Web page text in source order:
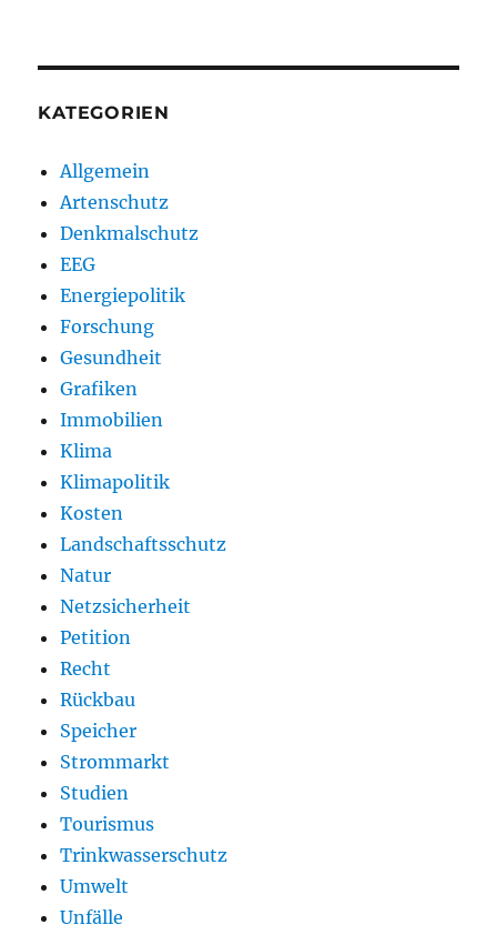
KATEGORIEN
Allgemein
Artenschutz
Denkmalschutz
EEG
Energiepolitik
Forschung
Gesundheit
Grafiken
Immobilien
Klima
Klimapolitik
Kosten
Landschaftsschutz
Natur
Netzsicherheit
Petition
Recht
Rückbau
Speicher
Strommarkt
Studien
Tourismus
Trinkwasserschutz
Umwelt
Unfälle